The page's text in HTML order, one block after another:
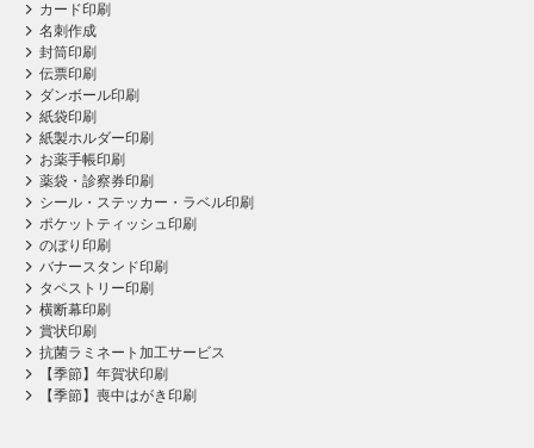
カード印刷
名刺作成
封筒印刷
伝票印刷
ダンボール印刷
紙袋印刷
紙製ホルダー印刷
お薬手帳印刷
薬袋・診察券印刷
シール・ステッカー・ラベル印刷
ポケットティッシュ印刷
のぼり印刷
バナースタンド印刷
タペストリー印刷
横断幕印刷
賞状印刷
抗菌ラミネート加工サービス
【季節】年賀状印刷
【季節】喪中はがき印刷